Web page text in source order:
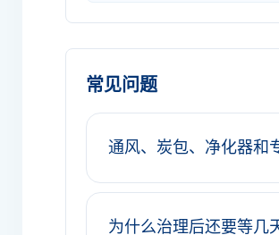
常见问题
通风、炭包、净化器和
为什么治理后还要等几